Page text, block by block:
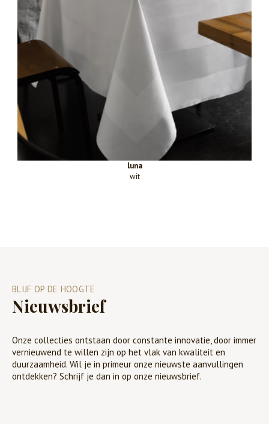
luna
wit
BLIJF OP DE HOOGTE
Nieuwsbrief
Onze collecties ontstaan door constante innovatie, door immer
vernieuwend te willen zijn op het vlak van kwaliteit en
duurzaamheid. Wil je in primeur onze nieuwste aanvullingen
ontdekken? Schrijf je dan in op onze nieuwsbrief.